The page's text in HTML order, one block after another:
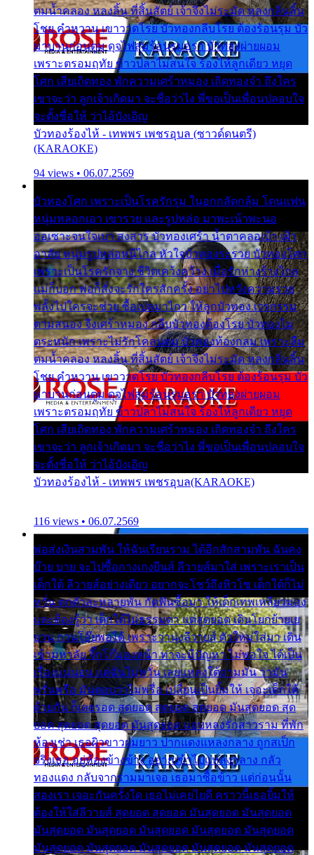
ตมน้ำคลอง หลงลิ้น ที่สิ้นสัตย์ เจ้าจึงไม่ระมัด หลงกลิ่นลิ้น
โชย คำหวาน เขาวาดโรย บัวทองกลีบโรย ต้องร้อนรุม บัว
มาบานก่อนตูม ดุจไฟสุมร้อนรุมอุรา บัวทองผ่ายผอม
เพราะตรอมฤทัย ข้าวปลาไม่สนใจ ร้องไห้ลูกเดียว หยุด
โศก เสียเถิดทอง พักความเศร้าหมอง เถิดทองจ๋า ถึงใคร
เขาจะว่า ลูกเจ้าเกิดมา จะชื่อว่าไง พี่ขอเป็นเพื่อนปลอบใจ
จะตั้งชื่อให้ ว่าไอ้บังเอิญ
บัวทองร้องไห้ - เทพพร เพชรอุบล (ซาวด์ดนตรี)
(KARAOKE)
94 views • 06.07.2569
บัวทองโศก เพราะเป็นโรครักรุม ในอกกลัดกลุ้ม โดนแฟน
หนุ่มหลอกเอา เขารวย และรูปหล่อ มาพะเน้าพะนอ
ออเซาะจนใจเบา สงสาร บัวทองเศร้า น้ำตาคลอเบ้า เฝ้า
อาลัย หนุ่มรูปหล่อหนีไกล หัวใจบัวทองระรวย บัวทองโศก
เพราะเป็นโรครักจาง ชีวิตเคว้งคว้าง เมื่อรักห่างร้างไกล
แม่ก็บอก พ่อก็สั่งจะรักใครสักครั้ง อย่าไปหวังความรวย
พลั้งไปใครจะช่วย ซื้อเปลมาไกว ให้ลูกบัวทอง เวรกรรม
ตามสนอง จึงเศร้าหมอง กลีบบัวทองต้องโรย บัวทองไม่
ตระหนัก เพราะไม่รักโคลนตม บัวทองท้องกลม เพราะลืม
ตมน้ำคลอง หลงลิ้น ที่สิ้นสัตย์ เจ้าจึงไม่ระมัด หลงกลิ่นลิ้น
โชย คำหวาน เขาวาดโรย บัวทองกลีบโรย ต้องร้อนรุม บัว
มาบานก่อนตูม ดุจไฟสุมร้อนรุมอุรา บัวทองผ่ายผอม
เพราะตรอมฤทัย ข้าวปลาไม่สนใจ ร้องไห้ลูกเดียว หยุด
โศก เสียเถิดทอง พักความเศร้าหมอง เถิดทองจ๋า ถึงใคร
เขาจะว่า ลูกเจ้าเกิดมา จะชื่อว่าไง พี่ขอเป็นเพื่อนปลอบใจ
จะตั้งชื่อให้ ว่าไอ้บังเอิญ
บัวทองร้องไห้ - เทพพร เพชรอุบล(KARAOKE)
116 views • 06.07.2569
พ่อส่งเงินสามพัน ให้ฉันเรียนราม ได้อีกสักสามพัน ฉันคง
บ๊าย บาย จะไปซื้อกางเกงยีนส์ ลีวายส์มาใส่ เพราะเราเป็น
เด็กใต้ ลีวายส์อย่างเดียว อยากจะโชว์ถึงหิวโซ เด็กใต้ก็ไม่
หวั่น ตกตัวละหลายพัน กัดฟันซื้อมา ให้เด็กเทพเหลียวมอง
และต้องรู้ว่า เด็กใต้ไม่ธรรมดา แต่สุดยอด เดินโยกย้ายเย
ยวน กวนโอ๊ยพอได้ เพราะว่านุ่งลีวายส์ ตัวใหม่ใส่มา เดิน
เข้ามหาลัย จิ๊กโก๊มองหน้า ท่าจะมีปัญหา ไม่พอใจ ได้เป็น
เรื่องแน่นอน แต่ฉันไม่หวั่น เลยแหลงใต้ถามมัน ว่ามัน
พรั่นพรือ มันตอบว่าไม่พรื่อ เปลี่ยนเป็นยิ้มให้ เจอะเด็กใต้
ด้วยกัน ก็เลยรอด สุดยอด สุดยอด สุดยอด มันสุดยอด สุด
ยอด สุดยอด สุดยอด มันสุดยอด แอบหลงรักสาวราม ที่พัก
ห้องเช่า เธอผิวขาวผมยาว ปากแดงแหลงกลาง ถูกสเป็ก
จริงเธอ อยู่ห้องข้างข้าง อยากเข้าไปแหลงกลาง กลัว
ทองแดง กลับจากรามมาเจอ เธอมาซื้อข้าว แต่ก่อนนั้น
สองเรา เจอะกันครั้งใด เธอไม่เคยไยดี คราวนี้เธอยิ้มให้
ต้องให้ใส่ลีวายส์ สุดยอด สุดยอด มันสุดยอด มันสุดยอด
มันสุดยอด มันสุดยอด มันสุดยอด มันสุดยอด มันสุดยอด
มันสุดยอด มันสุดยอด มันสุดยอด มันสุดยอด มันสุดยอด